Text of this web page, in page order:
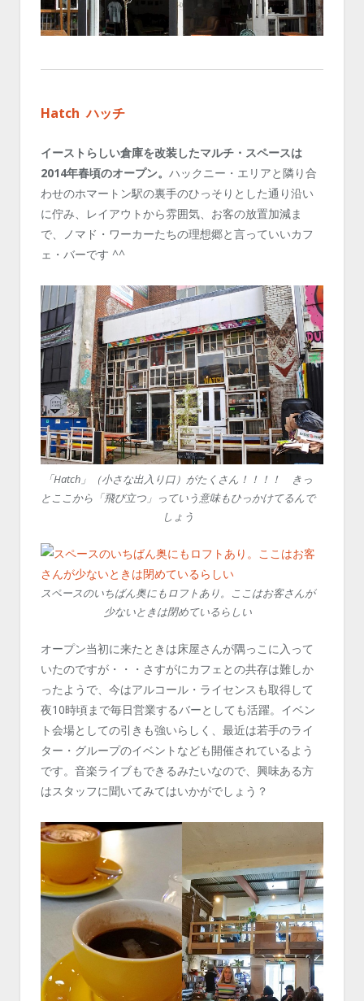
Hatch ハッチ
イーストらしい倉庫を改装したマルチ・スペースは
2014年春頃のオープン。 ハックニー・エリアと隣り合
わせのホマートン駅の裏手のひっそりとした通り沿い
に佇み、レイアウトから雰囲気、お客の放置加減ま
で、ノマド・ワーカーたちの理想郷と言っていいカフ
ェ・バーです ^^
「Hatch」（小さな出入り口）がたくさん！！！！ きっ
とここから「飛び立つ」っていう意味もひっかけてるんで
しょう
スペースのいちばん奥にもロフトあり。ここはお客さんが
少ないときは閉めているらしい
オープン当初に来たときは床屋さんが隅っこに入って
いたのですが・・・さすがにカフェとの共存は難しか
ったようで、今はアルコール・ライセンスも取得して
夜10時頃まで毎日営業するバーとしても活躍。イベン
ト会場としての引きも強いらしく、最近は若手のライ
ター・グループのイベントなども開催されているよう
です。音楽ライブもできるみたいなので、興味ある方
はスタッフに聞いてみてはいかがでしょう？